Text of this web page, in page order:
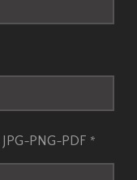
PNG-PDF *